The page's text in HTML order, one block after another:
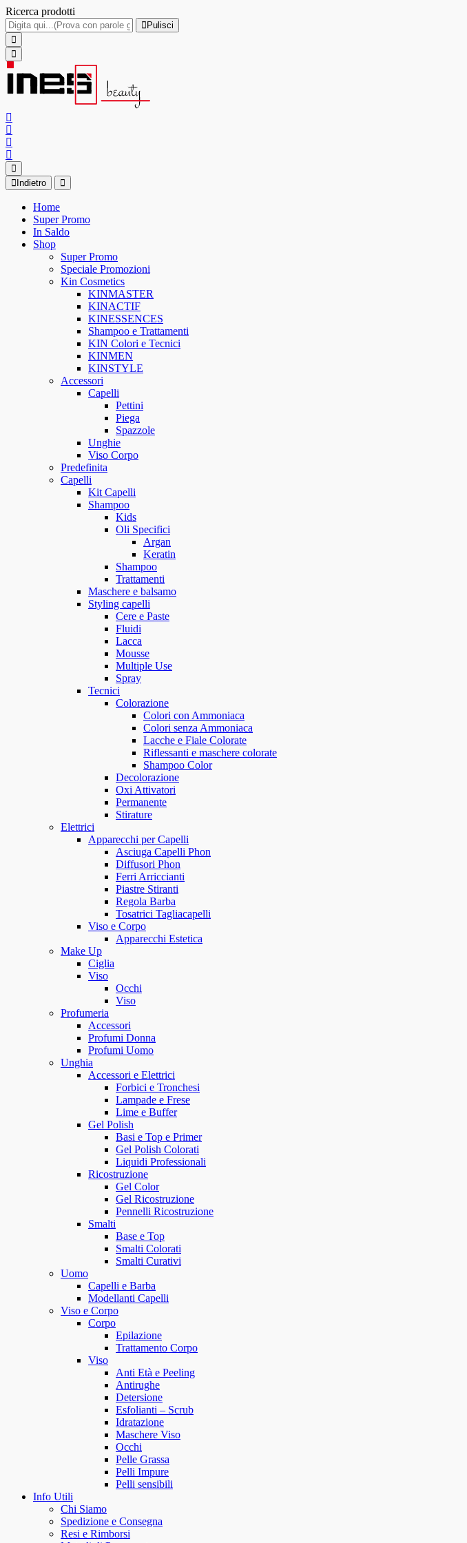
Ricerca prodotti
Pulisci
Indietro
Home
Super Promo
In Saldo
Shop
Super Promo
Speciale Promozioni
Kin Cosmetics
KINMASTER
KINACTIF
KINESSENCES
Shampoo e Trattamenti
KIN Colori e Tecnici
KINMEN
KINSTYLE
Accessori
Capelli
Pettini
Piega
Spazzole
Unghie
Viso Corpo
Predefinita
Capelli
Kit Capelli
Shampoo
Kids
Oli Specifici
Argan
Keratin
Shampoo
Trattamenti
Maschere e balsamo
Styling capelli
Cere e Paste
Fluidi
Lacca
Mousse
Multiple Use
Spray
Tecnici
Colorazione
Colori con Ammoniaca
Colori senza Ammoniaca
Lacche e Fiale Colorate
Riflessanti e maschere colorate
Shampoo Color
Decolorazione
Oxi Attivatori
Permanente
Stirature
Elettrici
Apparecchi per Capelli
Asciuga Capelli Phon
Diffusori Phon
Ferri Arriccianti
Piastre Stiranti
Regola Barba
Tosatrici Tagliacapelli
Viso e Corpo
Apparecchi Estetica
Make Up
Ciglia
Viso
Occhi
Viso
Profumeria
Accessori
Profumi Donna
Profumi Uomo
Unghia
Accessori e Elettrici
Forbici e Tronchesi
Lampade e Frese
Lime e Buffer
Gel Polish
Basi e Top e Primer
Gel Polish Colorati
Liquidi Professionali
Ricostruzione
Gel Color
Gel Ricostruzione
Pennelli Ricostruzione
Smalti
Base e Top
Smalti Colorati
Smalti Curativi
Uomo
Capelli e Barba
Modellanti Capelli
Viso e Corpo
Corpo
Epilazione
Trattamento Corpo
Viso
Anti Età e Peeling
Antirughe
Detersione
Esfolianti – Scrub
Idratazione
Maschere Viso
Occhi
Pelle Grassa
Pelli Impure
Pelli sensibili
Info Utili
Chi Siamo
Spedizione e Consegna
Resi e Rimborsi